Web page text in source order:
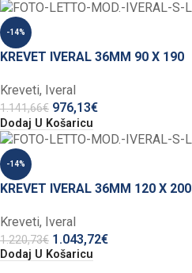
-14%
KREVET IVERAL 36MM 90 X 190
Kreveti, Iveral
1.141,66€ 976,13€
Dodaj U Košaricu
-14%
KREVET IVERAL 36MM 120 X 200
Kreveti, Iveral
1.220,73€ 1.043,72€
Dodaj U Košaricu